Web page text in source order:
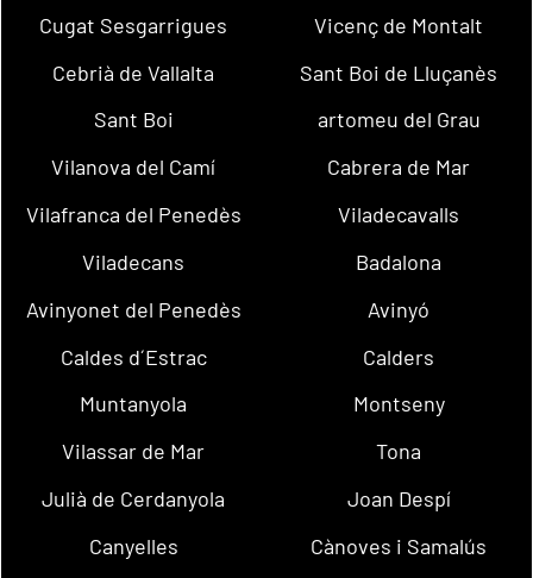
Cugat Sesgarrigues
Vicenç de Montalt
Cebrià de Vallalta
Sant Boi de Lluçanès
Sant Boi
artomeu del Grau
Vilanova del Camí
Cabrera de Mar
Vilafranca del Penedès
Viladecavalls
Viladecans
Badalona
Avinyonet del Penedès
Avinyó
Caldes d´Estrac
Calders
Muntanyola
Montseny
Vilassar de Mar
Tona
Julià de Cerdanyola
Joan Despí
Canyelles
Cànoves i Samalús